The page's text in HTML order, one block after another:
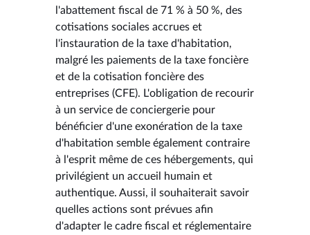
l'abattement fiscal de 71 % à 50 %, des
cotisations sociales accrues et
l'instauration de la taxe d'habitation,
malgré les paiements de la taxe foncière
et de la cotisation foncière des
entreprises (CFE). L'obligation de recourir
à un service de conciergerie pour
bénéficier d'une exonération de la taxe
d'habitation semble également contraire
à l'esprit même de ces hébergements, qui
privilégient un accueil humain et
authentique. Aussi, il souhaiterait savoir
quelles actions sont prévues afin
d'adapter le cadre fiscal et réglementaire